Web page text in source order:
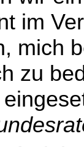
im
mich
zu